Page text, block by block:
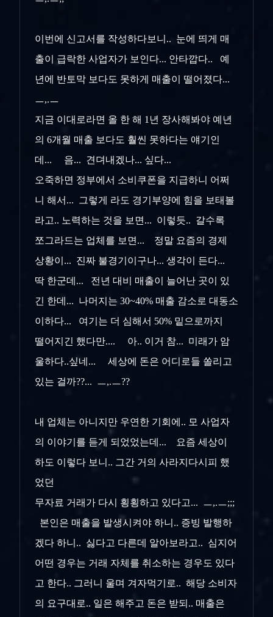
이번에 신고서를 작성하다보니.. 눈에 띄게 매
출이 급락한 사업자가 보인다... 안타깝다.. 예
년에 반토막 보다도 못하게 매출이 떨어졌다...
ㅡ,.ㅡ
지금 이대로라면 올 한 해 1년 장사해봐야 예년
의 6개월 매출 보다도 훨씬 못하다는 얘기인
데... 음... 견뎌내겠나... 싶다...
오죽하면 정부에서 소비쿠폰을 지급하니 어쩌
니 해서... 그렇게 라도 경기부양에 힘을 보태볼
라고.. 노력하는 것을 보면... 이렇듯.. 갈수록
쪼그라드는 업체를 보면... 정말 요즘의 경제
상황이... 진짜 불경기이구나... 생각이 든다...
딱 한군데... 전년 대비 매출이 늘어난 곳이 있
긴 한데... 나머지는 30~40% 매출 감소로 대동소
이하다... 여기는 더 심해서 50% 밑으로까지
떨어지긴 했다만.... 아.. 이거 참... 미래가 암
울하다..싶네... 세상에 돈은 어디로들 쏠리고
있는 걸까??... ㅡ,.ㅡ??
내 업체는 아니지만 우연한 기회에.. 모 사업자
의 이야기를 듣게 되었었는데... 요즘 세상이
하도 이렇다 보니.. 그간 거의 사라지다시피 했
었던
무자료 거래가 다시 횡횡하고 있다고... ㅡ,.ㅡ;;;
본인은 매출을 발생시켜야 하니.. 증빙 발행하
겠다 하니.. 싫다고 다른데 알아보라고.. 심지어
어떤 경우는 거래 자체를 취소하는 경우도 있다
고 한다.. 그러니 울며 겨자먹기로.. 해당 소비자
의 요구대로.. 일은 해주고 돈은 받되.. 매출은